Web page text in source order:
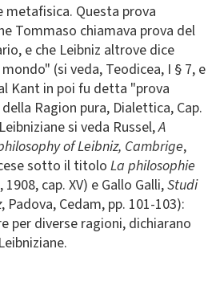
metafisica. Questa prova
Tommaso chiamava prova del
e che Leibniz altrove dice
(si veda, Teodicea, I § 7, e
Kant in poi fu detta "prova
Ragion pura, Dialettica, Cap.
si veda Russel,A
of Leibniz, Cambrige,
sotto il titolo La philosophie
1908, cap. XV) e Gallo Galli,Studi
, Padova, Cedam, pp. 101-103):
per diverse ragioni, dichiarano